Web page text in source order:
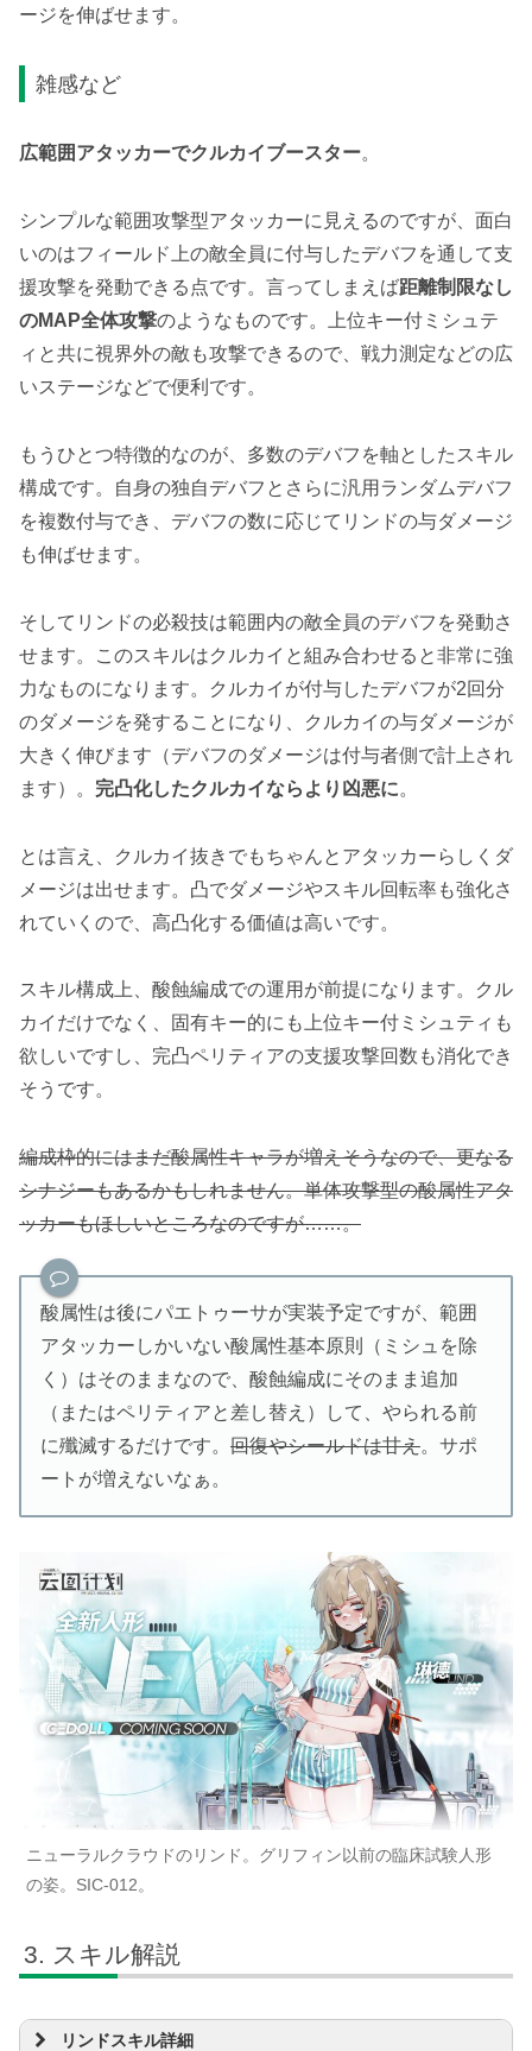
ージを伸ばせます。
雑感など
広範囲アタッカーでクルカイブースター。
シンプルな範囲攻撃型アタッカーに見えるのですが、面白
いのはフィールド上の敵全員に付与したデバフを通して支
援攻撃を発動できる点です。言ってしまえば距離制限なし
のMAP全体攻撃のようなものです。上位キー付ミシュテ
ィと共に視界外の敵も攻撃できるので、戦力測定などの広
いステージなどで便利です。
もうひとつ特徴的なのが、多数のデバフを軸としたスキル
構成です。自身の独自デバフとさらに汎用ランダムデバフ
を複数付与でき、デバフの数に応じてリンドの与ダメージ
も伸ばせます。
そしてリンドの必殺技は範囲内の敵全員のデバフを発動さ
せます。このスキルはクルカイと組み合わせると非常に強
力なものになります。クルカイが付与したデバフが2回分
のダメージを発することになり、クルカイの与ダメージが
大きく伸びます（デバフのダメージは付与者側で計上され
ます）。 完凸化したクルカイならより凶悪に。
とは言え、クルカイ抜きでもちゃんとアタッカーらしくダ
メージは出せます。凸でダメージやスキル回転率も強化さ
れていくので、高凸化する価値は高いです。
スキル構成上、酸蝕編成での運用が前提になります。クル
カイだけでなく、固有キー的にも上位キー付ミシュティも
欲しいですし、完凸ペリティアの支援攻撃回数も消化でき
そうです。
編成枠的にはまだ酸属性キャラが増えそうなので、更なる
シナジーもあるかもしれません。単体攻撃型の酸属性アタ
ッカーもほしいところなのですが……。
酸属性は後にパエトゥーサが実装予定ですが、範囲
アタッカーしかいない酸属性基本原則（ミシュを除
く）はそのままなので、酸蝕編成にそのまま追加
（またはペリティアと差し替え）して、やられる前
に殲滅するだけです。 回復やシールドは甘え。サポ
ートが増えないなぁ。
ニューラルクラウドのリンド。グリフィン以前の臨床試験人形
の姿。SIC-012。
スキル解説
リンドスキル詳細